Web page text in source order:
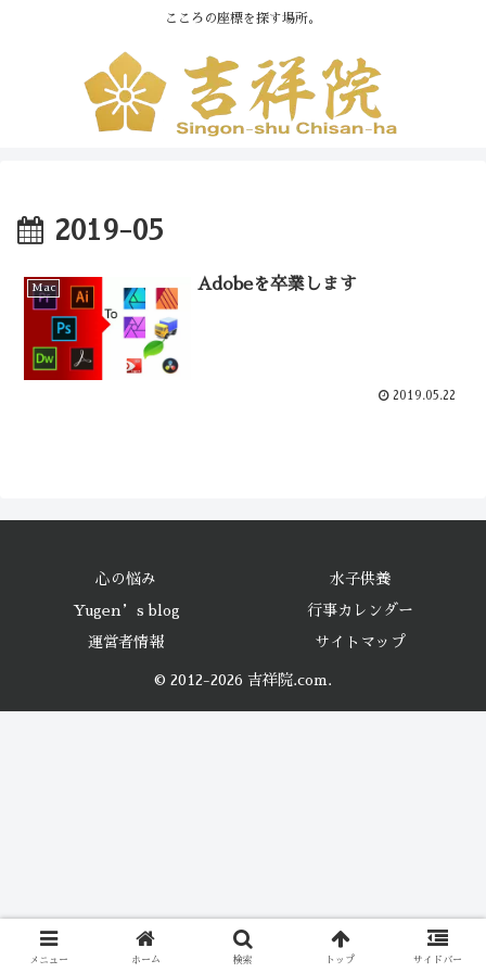
こころの座標を探す場所。
2019-05
Mac Adobeを卒業します
2019.05.22
心の悩み 水子供養
Yugen’s blog 行事カレンダー
運営者情報 サイトマップ
© 2012-2026 吉祥院.com.
メニュー ホーム 検索 トップ サイドバー